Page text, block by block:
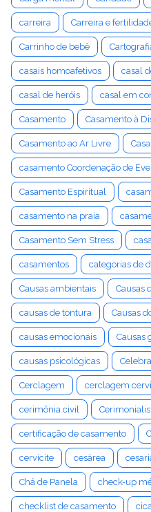
carreira Carreira e
Carrinho de bebê
casais homoafetivos casal
casal de heróis casal em
Casamento Casamento à
Casamento ao Ar Livre
casamento Coordenação de
Casamento Espiritual
casamento na praia
Casamento Sem Stress
casamentos categorias de
Causas ambientais Causas
causas de tontura Causas
causas emocionais Causas
causas psicológicas
Cerclagem cerclagem
cerimônia civil
certificação de casamento
cervicite cesárea
Chá de Panela check-up
checklist de casamento